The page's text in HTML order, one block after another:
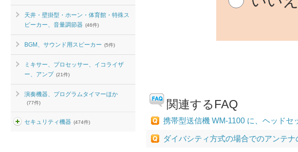
天井・壁掛型・ホーン・体育館・特殊ス
ピーカー、音量調節器 (46件)
BGM、サウンド用スピーカー (5件)
ミキサー、プロセッサー、イコライザ
ー、アンプ (21件)
演奏機器、プログラムタイマーほか
(77件)
セキュリティ機器 (474件)
関連するFAQ
携帯型送信機 WM-1100 に、ヘッドセ
ダイバシティ方式の場合でのアンテ